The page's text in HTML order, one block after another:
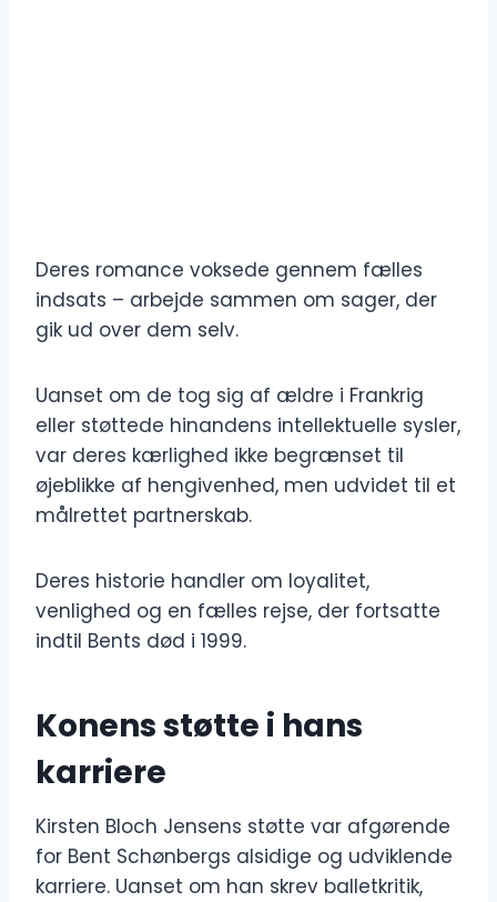
Deres romance voksede gennem fælles
indsats – arbejde sammen om sager, der
gik ud over dem selv.
Uanset om de tog sig af ældre i Frankrig
eller støttede hinandens intellektuelle sysler,
var deres kærlighed ikke begrænset til
øjeblikke af hengivenhed, men udvidet til et
målrettet partnerskab.
Deres historie handler om loyalitet,
venlighed og en fælles rejse, der fortsatte
indtil Bents død i 1999.
Konens støtte i hans
karriere
Kirsten Bloch Jensens støtte var afgørende
for Bent Schønbergs alsidige og udviklende
karriere. Uanset om han skrev balletkritik,